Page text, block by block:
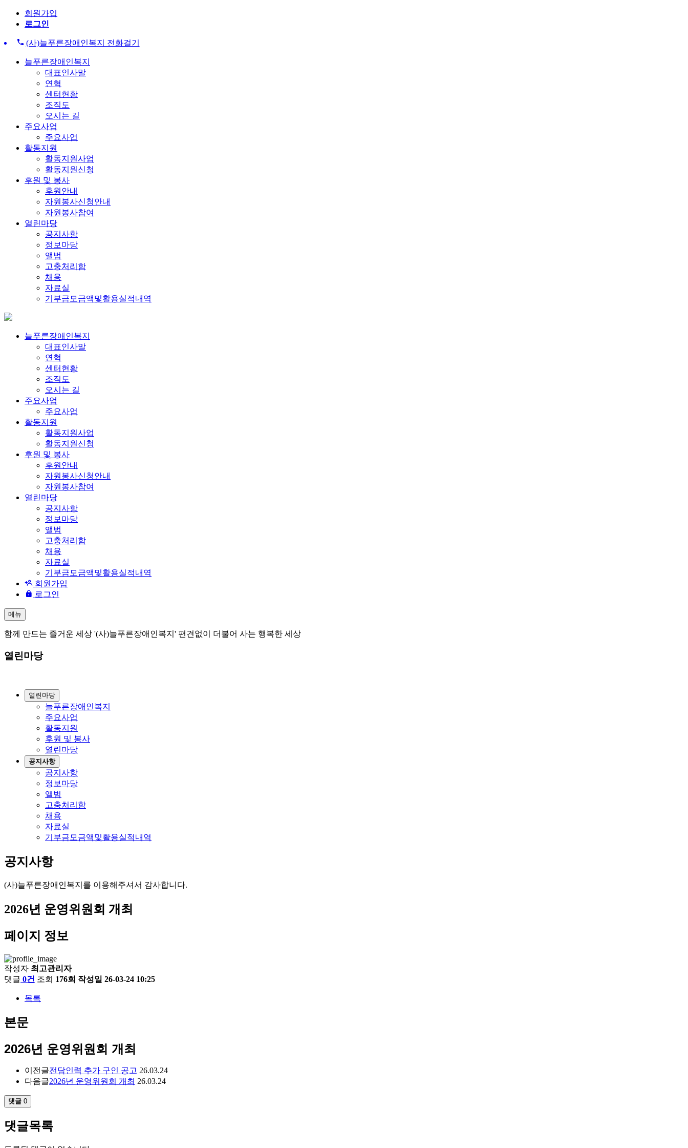
회원가입
로그인
(사)늘푸른장애인복지 전화걸기
늘푸른장애인복지
대표인사말
연혁
센터현황
조직도
오시는 길
주요사업
주요사업
활동지원
활동지원사업
활동지원신청
후원 및 봉사
후원안내
자원봉사신청안내
자원봉사참여
열린마당
공지사항
정보마당
앨범
고충처리함
채용
자료실
기부금모금액및활용실적내역
늘푸른장애인복지
대표인사말
연혁
센터현황
조직도
오시는 길
주요사업
주요사업
활동지원
활동지원사업
활동지원신청
후원 및 봉사
후원안내
자원봉사신청안내
자원봉사참여
열린마당
공지사항
정보마당
앨범
고충처리함
채용
자료실
기부금모금액및활용실적내역
회원가입
로그인
메뉴
함께 만드는 즐거운 세상 '(사)늘푸른장애인복지' 편견없이 더불어 사는 행복한 세상
열린마당
열린마당
늘푸른장애인복지
주요사업
활동지원
후원 및 봉사
열린마당
공지사항
공지사항
정보마당
앨범
고충처리함
채용
자료실
기부금모금액및활용실적내역
공지사항
(사)늘푸른장애인복지를 이용해주셔서 감사합니다.
2026년 운영위원회 개최
페이지 정보
작성자 최고관리자
댓글 0건 조회 176회 작성일 26-03-24 10:25
목록
본문
2026년 운영위원회 개최
이전글전담인력 추가 구인 공고 26.03.24
다음글2026년 운영위원회 개최 26.03.24
댓글 0
댓글목록